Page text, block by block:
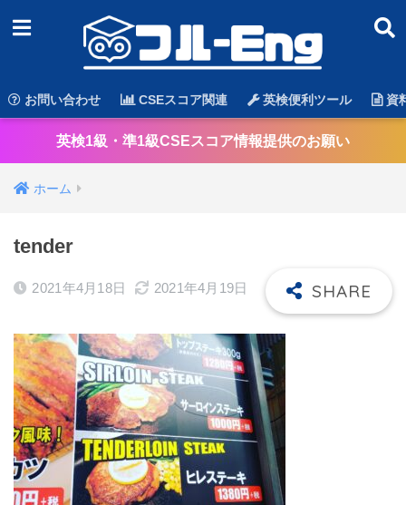
お問い合わせ CSEスコア関連 英検便利ツール 資
英検1級・準1級CSEスコア情報提供のお願い
ホーム
tender
2021年4月18日 2021年4月19日